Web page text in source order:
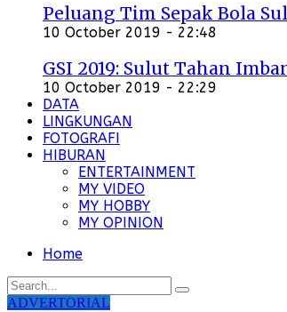
Peluang Tim Sepak Bola
10 October 2019 - 22:48
GSI 2019: Sulut Tahan
10 October 2019 - 22:29
DATA
LINGKUNGAN
FOTOGRAFI
HIBURAN
ENTERTAINMENT
MY VIDEO
MY HOBBY
MY OPINION
Home
ADVERTORIAL